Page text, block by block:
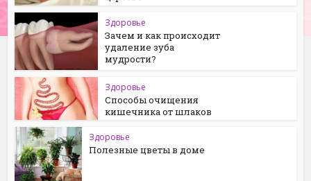
Здоровье
Зачем и как происходит
удаление зуба
мудрости?
Здоровье
Способы очищения
кишечника от шлаков
Здоровье
Полезные цветы в доме